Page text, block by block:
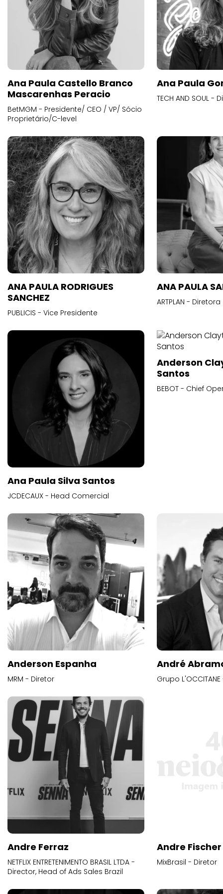
Ana Paula Castello Branco
Mascarenhas Peracio
BetMGM - Presidente/ CEO / VP/ Sócio
Proprietário/C-level
Ana Paula
TECH AND SOUL
ANA PAULA RODRIGUES
SANCHEZ
PUBLICIS - Vice Presidente
ANA PAULA
ARTPLAN -
Ana Paula Silva Santos
JCDECAUX - Head Comercial
Anderson
Santos
BEBOT - Chief
Anderson Espanha
MRM - Diretor
André
Grupo
Andre Ferraz
NETFLIX ENTRETENIMENTO BRASIL LTDA -
Director, Head of Ads Sales Brazil
Andre Fischer
MixBrasil - Diretor